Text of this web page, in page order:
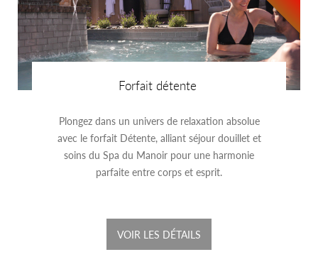
Forfait détente
Plongez dans un univers de relaxation absolue
avec le forfait Détente, alliant séjour douillet et
soins du Spa du Manoir pour une harmonie
parfaite entre corps et esprit.
VOIR LES DÉTAILS